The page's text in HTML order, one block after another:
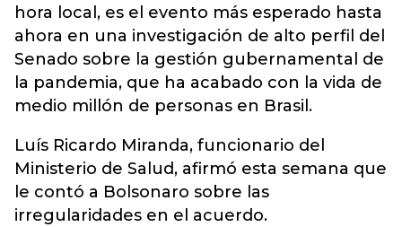
hora local, es el evento más esperado hasta
ahora en una investigación de alto perfil del
Senado sobre la gestión gubernamental de
la pandemia, que ha acabado con la vida de
medio millón de personas en Brasil.
Luís Ricardo Miranda, funcionario del
Ministerio de Salud, afirmó esta semana que
le contó a Bolsonaro sobre las
irregularidades en el acuerdo.